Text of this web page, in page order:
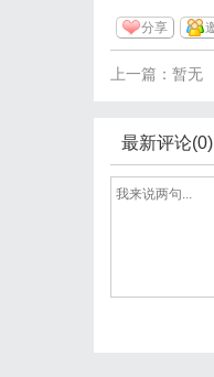
分享
上一篇：暂无
最新评论(0)